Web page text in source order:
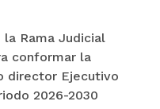
Rama Judicial
conformar la
director Ejecutivo
2026-2030